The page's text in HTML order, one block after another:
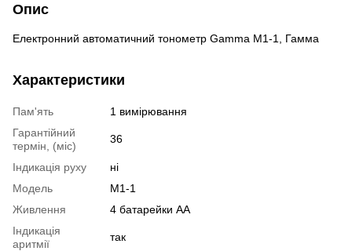
Опис
Електронний автоматичний тонометр Gamma М1-1, Гамма
Характеристики
Пам'ять
1 вимірювання
Гарантійний
термін, (міс)
36
Індикація руху
ні
Модель
M1-1
Живлення
4 батарейки АА
Індикація
аритмії
так